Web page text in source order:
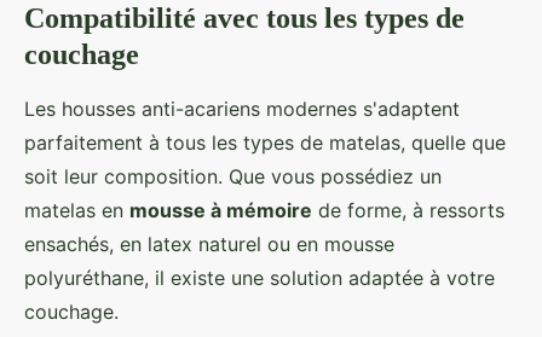
Compatibilité avec tous les types de
couchage
Les housses anti-acariens modernes s'adaptent
parfaitement à tous les types de matelas, quelle que
soit leur composition. Que vous possédiez un
matelas en mousse à mémoire de forme, à ressorts
ensachés, en latex naturel ou en mousse
polyuréthane, il existe une solution adaptée à votre
couchage.